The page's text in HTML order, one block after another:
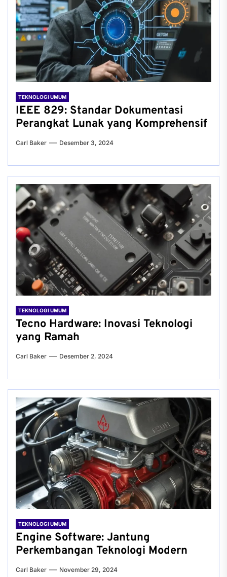
TEKNOLOGI UMUM
IEEE 829: Standar Dokumentasi
Perangkat Lunak yang Komprehensif
Carl Baker Desember 3, 2024
TEKNOLOGI UMUM
Tecno Hardware: Inovasi Teknologi
yang Ramah
Carl Baker Desember 2, 2024
TEKNOLOGI UMUM
Engine Software: Jantung
Perkembangan Teknologi Modern
Carl Baker November 29, 2024